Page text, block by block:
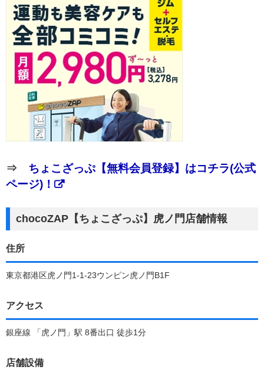
⇒ ちょこざっぷ【無料会員登録】はコチラ(公式
ページ)！
chocoZAP【ちょこざっぷ】虎ノ門店舗情報
住所
東京都港区虎ノ門1-1-23ウンピン虎ノ門B1F
アクセス
銀座線 「虎ノ門」駅 8番出口 徒歩1分
店舗設備